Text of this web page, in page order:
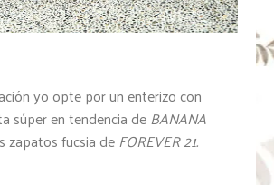
yo opte por un enterizo con
súper en tendencia deBANANA
zapatos fucsia deFOREVER 21.